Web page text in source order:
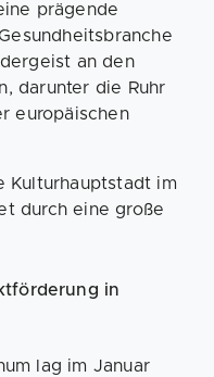
prägende
an den
darunter die Ruhr
europäischen
Kulturhauptstadt im
durch eine große
in
lag im Januar